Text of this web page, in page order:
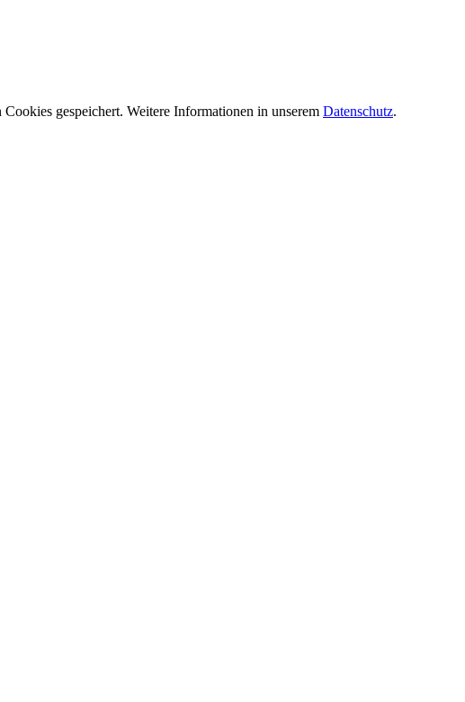
gespeichert. Weitere Informationen in unserem Datenschutz.